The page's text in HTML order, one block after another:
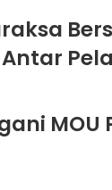
MOU